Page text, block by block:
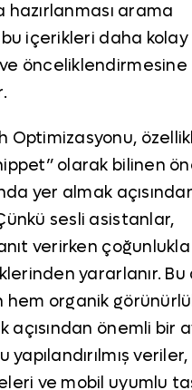
hazırlanması arama
bu içerikleri daha kolay
önceliklendirmesine
Optimizasyonu,
olarak bilinen
yer almak
sesli asistanlar,
verirken
yararlanır. Bu
hem organik
açısından önemli bir
veriler,
ve mobil uyumlu